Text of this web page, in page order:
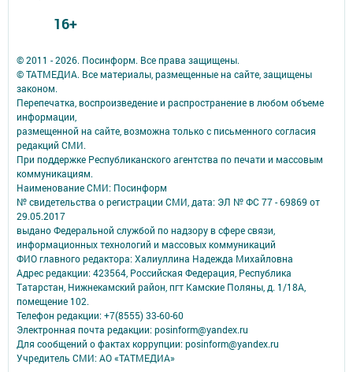
© 2011 - 2026. Посинформ. Все права защищены.
© ТАТМЕДИА. Все материалы, размещенные на сайте, защищены
законом.
Перепечатка, воспроизведение и распространение в любом объеме
информации,
размещенной на сайте, возможна только с письменного согласия
редакций СМИ.
При поддержке Республиканского агентства по печати и массовым
коммуникациям.
Наименование СМИ: Посинформ
№ свидетельства о регистрации СМИ, дата: ЭЛ № ФС 77 - 69869 от
29.05.2017
выдано Федеральной службой по надзору в сфере связи,
информационных технологий и массовых коммуникаций
ФИО главного редактора: Халиуллина Надежда Михайловна
Адрес редакции: 423564, Российская Федерация, Республика
Татарстан, Нижнекамский район, пгт Камские Поляны, д. 1/18А,
помещение 102.
Телефон редакции: +7(8555) 33-60-60
Электронная почта редакции: posinform@yandex.ru
Для сообщений о фактах коррупции: posinform@yandex.ru
Учредитель СМИ: АО «ТАТМЕДИА»
16+